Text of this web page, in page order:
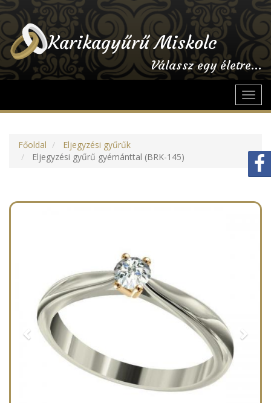
Karikagyűrű Miskolc
Válassz egy életre...
Főoldal
Eljegyzési gyűrűk
Eljegyzési gyűrű gyémánttal (BRK-145)
Next